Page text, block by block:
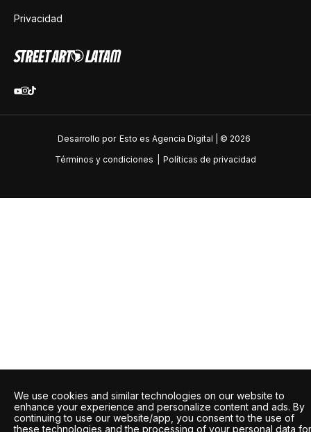
Privacidad
Desarrollo por Esto es Agencia Digital | © 2026
Términos y condiciones
Políticas de privacidad
We use cookies and similar technologies on our website to
enhance your experience and personalize content and ads. By
continuing to use our website/app, you consent to the use of
these technologies and the processing of your personal data for